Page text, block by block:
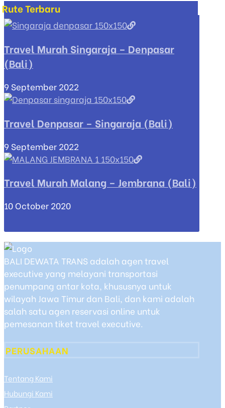
Rute Terbaru
Travel Murah Singaraja – Denpasar
(Bali)
9 September 2022
Travel Denpasar – Singaraja (Bali)
9 September 2022
Travel Murah Malang – Jembrana (Bali)
10 October 2020
BALI DEWATA TRANS adalah agen travel
executive yang melayani transportasi
penumpang antar kota, khususnya untuk
wilayah Jawa Timur dan Bali, dan kami adalah
salah satu agen reservasi online untuk
pemesanan tiket travel executive.
PERUSAHAAN
Tentang Kami
Hubungi Kami